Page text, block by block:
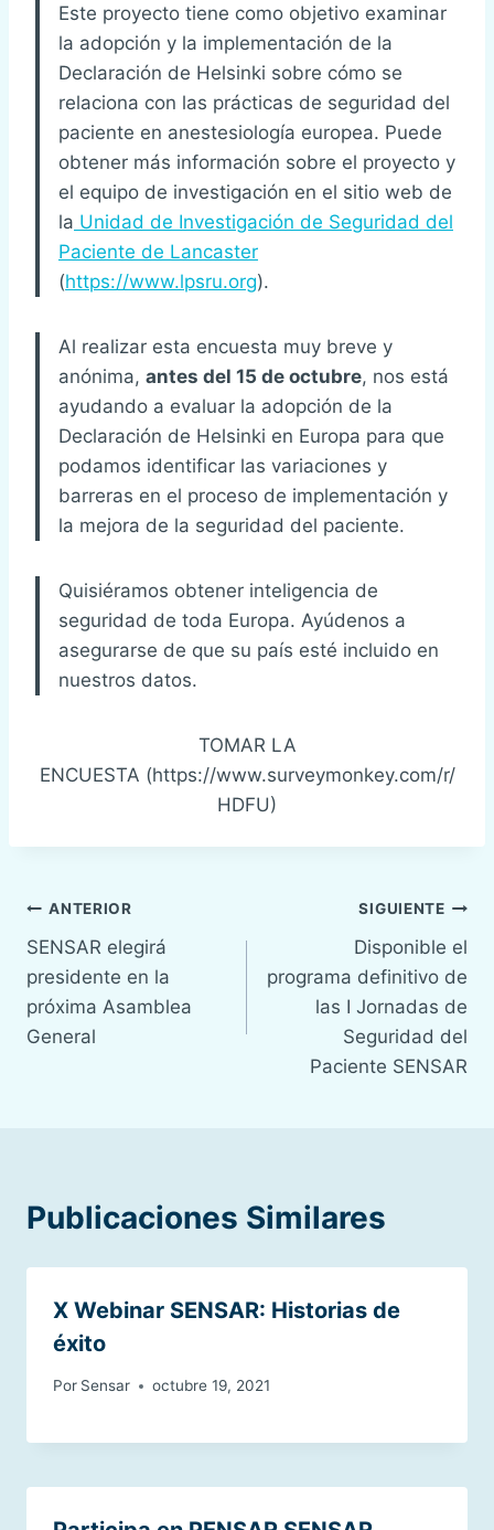
Este proyecto tiene como objetivo examinar
la adopción y la implementación de la
Declaración de Helsinki sobre cómo se
relaciona con las prácticas de seguridad del
paciente en anestesiología europea. Puede
obtener más información sobre el proyecto y
el equipo de investigación en el sitio web de
la Unidad de Investigación de Seguridad del
Paciente de Lancaster
(https://www.lpsru.org).
Al realizar esta encuesta muy breve y
anónima, antes del 15 de octubre, nos está
ayudando a evaluar la adopción de la
Declaración de Helsinki en Europa para que
podamos identificar las variaciones y
barreras en el proceso de implementación y
la mejora de la seguridad del paciente.
Quisiéramos obtener inteligencia de
seguridad de toda Europa. Ayúdenos a
asegurarse de que su país esté incluido en
nuestros datos.
TOMAR LA
ENCUESTA (https://www.surveymonkey.com/r/
HDFU)
Navegación
de
entradas
ANTERIOR
SENSAR elegirá
presidente en la
próxima Asamblea
General
SIGUIENTE
Disponible el
programa definitivo de
las I Jornadas de
Seguridad del
Paciente SENSAR
Publicaciones Similares
X Webinar SENSAR: Historias de
éxito
Por Sensar octubre 19, 2021